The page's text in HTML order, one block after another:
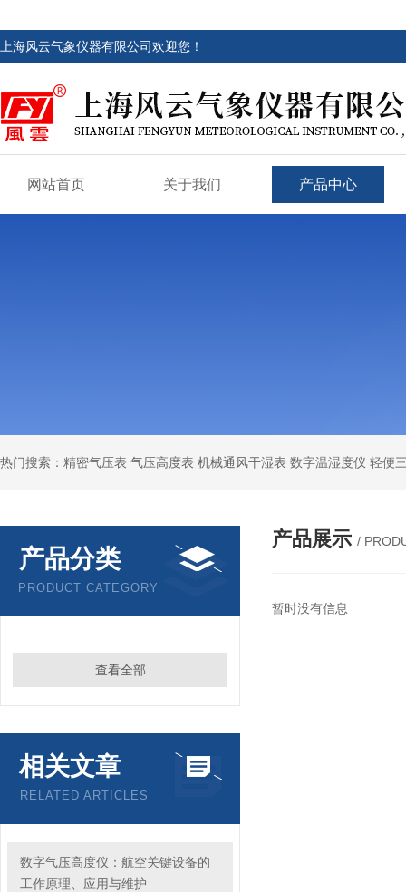
上海风云气象仪器有限公司欢迎您！
网站首页 关于我们 产品中心
产品分类
PRODUCT CATEGORY
查看全部
相关文章
RELATED ARTICLES
数字气压高度仪：航空关键设备的
工作原理、应用与维护
产品展示 /
暂时没有信息